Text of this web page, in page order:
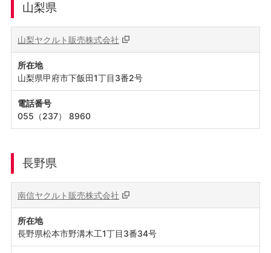
山梨県
山梨ヤクルト販売株式会社
所在地
山梨県甲府市下飯田1丁目3番2号
電話番号
055（237） 8960
長野県
南信ヤクルト販売株式会社
所在地
長野県松本市野溝木工1丁目3番34号